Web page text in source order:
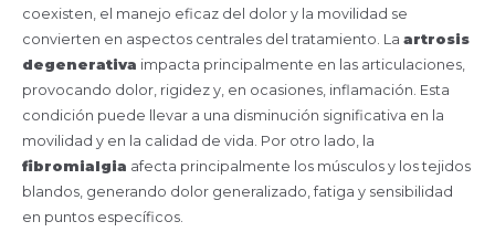
coexisten, el manejo eficaz del dolor y la movilidad se
convierten en aspectos centrales del tratamiento. La artrosis
degenerativa impacta principalmente en las articulaciones,
provocando dolor, rigidez y, en ocasiones, inflamación. Esta
condición puede llevar a una disminución significativa en la
movilidad y en la calidad de vida. Por otro lado, la
fibromialgia afecta principalmente los músculos y los tejidos
blandos, generando dolor generalizado, fatiga y sensibilidad
en puntos específicos.